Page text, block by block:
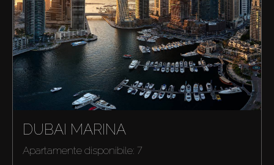
DUBAI MARINA
Apartamente disponibile: 7